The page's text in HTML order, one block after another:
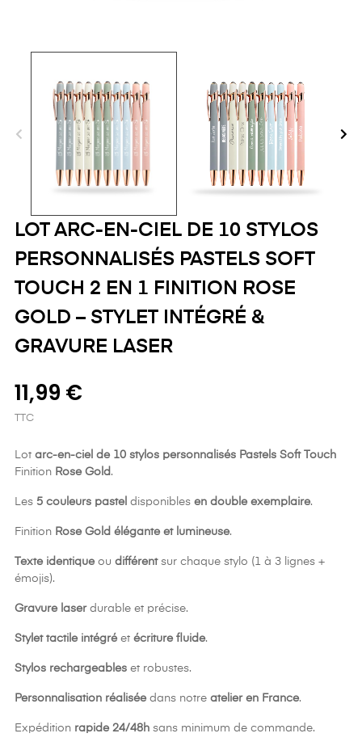
LOT ARC-EN-CIEL DE 10 STYLOS
PERSONNALISÉS PASTELS SOFT
TOUCH 2 EN 1 FINITION ROSE
GOLD – STYLET INTÉGRÉ &
GRAVURE LASER
11,99 €
TTC
Lot arc-en-ciel de 10 stylos personnalisés Pastels Soft Touch
Finition Rose Gold .
Les 5 couleurs pastel disponibles en double exemplaire.
Finition Rose Gold élégante et lumineuse.
Texte identiqueou différentsur chaque stylo (1 à 3 lignes +
émojis).
Gravure laserdurable et précise.
Stylet tactile intégréet écriture fluide.
Stylos rechargeables et robustes.
Personnalisation réalisée dans notre atelier en France.
Expédition rapide 24/48h sans minimum de commande.